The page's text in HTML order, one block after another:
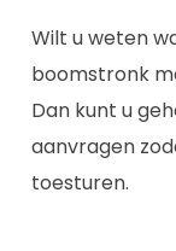
Wilt u weten
boomstronk
Dan kunt u
aanvragen
toesturen.